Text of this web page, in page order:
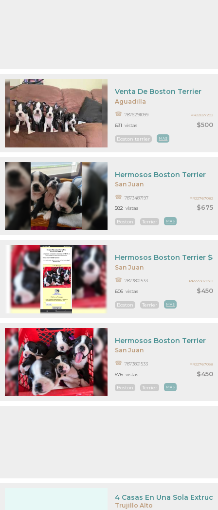
Aguadilla
$500
Venta De Boston Terrier
7876291099
Boston terrier MAS
631 vistas
PR22827202
San Juan
$675
Hermosos Boston Terrier
7873487197
Boston Terrier MAS
582 vistas
PR22767082
San Juan
$450
Hermosos Boston Terrier
7873801533
Boston Terrier MAS
605 vistas
PR22767078
San Juan
$450
Hermosos Boston Terrier
7873801533
Boston Terrier MAS
576 vistas
PR22767058
Trujillo Alto
4 Casas En Una Sola